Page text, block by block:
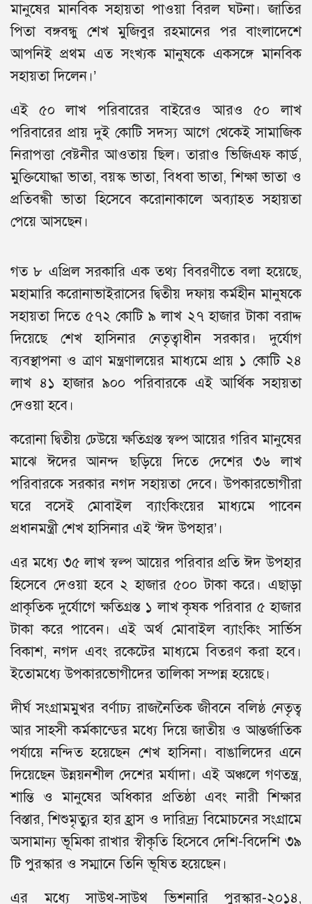
মানুষের মানবিক সহায়তা পাওয়া বিরল ঘটনা। জাতির
পিতা বঙ্গবন্ধু শেখ মুজিবুর রহমানের পর বাংলাদেশে
আপনিই প্রথম এত সংখ্যক মানুষকে একসঙ্গে মানবিক
সহায়তা দিলেন।’
এই ৫০ লাখ পরিবারের বাইরেও আরও ৫০ লাখ
পরিবারের প্রায় দুই কোটি সদস্য আগে থেকেই সামাজিক
নিরাপত্তা বেষ্টনীর আওতায় ছিল। তারাও ভিজিএফ কার্ড,
মুক্তিযোদ্ধা ভাতা, বয়স্ক ভাতা, বিধবা ভাতা, শিক্ষা ভাতা ও
প্রতিবন্ধী ভাতা হিসেবে করোনাকালে অব্যাহত সহায়তা
পেয়ে আসছেন।
গত ৮ এপ্রিল সরকারি এক তথ্য বিবরণীতে বলা হয়েছে,
মহামারি করোনাভাইরাসের দ্বিতীয় দফায় কর্মহীন মানুষকে
সহায়তা দিতে ৫৭২ কোটি ৯ লাখ ২৭ হাজার টাকা বরাদ্দ
দিয়েছে শেখ হাসিনার নেতৃত্বাধীন সরকার। দুর্যোগ
ব্যবস্থাপনা ও ত্রাণ মন্ত্রণালয়ের মাধ্যমে প্রায় ১ কোটি ২৪
লাখ ৪১ হাজার ৯০০ পরিবারকে এই আর্থিক সহায়তা
দেওয়া হবে।
করোনা দ্বিতীয় ঢেউয়ে ক্ষতিগ্রস্ত স্বল্প আয়ের গরিব মানুষের
মাঝে ঈদের আনন্দ ছড়িয়ে দিতে দেশের ৩৬ লাখ
পরিবারকে সরকার নগদ সহায়তা দেবে। উপকারভোগীরা
ঘরে বসেই মোবাইল ব্যাংকিংয়ের মাধ্যমে পাবেন
প্রধানমন্ত্রী শেখ হাসিনার এই ‘ঈদ উপহার’।
এর মধ্যে ৩৫ লাখ স্বল্প আয়ের পরিবার প্রতি ঈদ উপহার
হিসেবে দেওয়া হবে ২ হাজার ৫০০ টাকা করে। এছাড়া
প্রাকৃতিক দুর্যোগে ক্ষতিগ্রস্ত ১ লাখ কৃষক পরিবার ৫ হাজার
টাকা করে পাবেন। এই অর্থ মোবাইল ব্যাংকিং সার্ভিস
বিকাশ, নগদ এবং রকেটের মাধ্যমে বিতরণ করা হবে।
ইতোমধ্যে উপকারভোগীদের তালিকা সম্পন্ন হয়েছে।
দীর্ঘ সংগ্রামমুখর বর্ণাঢ্য রাজনৈতিক জীবনে বলিষ্ঠ নেতৃত্ব
আর সাহসী কর্মকান্ডের মধ্যে দিয়ে জাতীয় ও আন্তর্জাতিক
পর্যায়ে নন্দিত হয়েছেন শেখ হাসিনা। বাঙালিদের এনে
দিয়েছেন উন্নয়নশীল দেশের মর্যাদা। এই অঞ্চলে গণতন্ত্র,
শান্তি ও মানুষের অধিকার প্রতিষ্ঠা এবং নারী শিক্ষার
বিস্তার, শিশুমৃত্যুর হার হ্রাস ও দারিদ্র্য বিমোচনের সংগ্রামে
অসামান্য ভূমিকা রাখার স্বীকৃতি হিসেবে দেশি-বিদেশি ৩৯
টি পুরস্কার ও সম্মানে তিনি ভূষিত হয়েছেন।
এর মধ্যে সাউথ-সাউথ ভিশনারি পুরস্কার-২০১৪,